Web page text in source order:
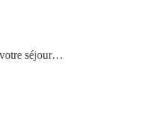
votre séjour…